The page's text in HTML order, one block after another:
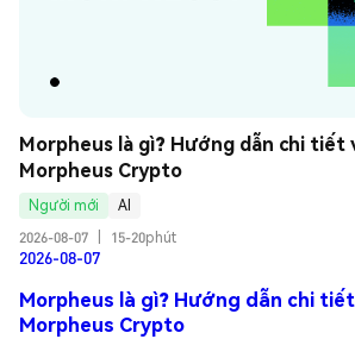
Morpheus là gì? Hướng dẫn chi tiết
Morpheus Crypto
Người mới
AI
2026-08-07
15-20phút
2026-08-07
Morpheus là gì? Hướng dẫn chi
Morpheus Crypto